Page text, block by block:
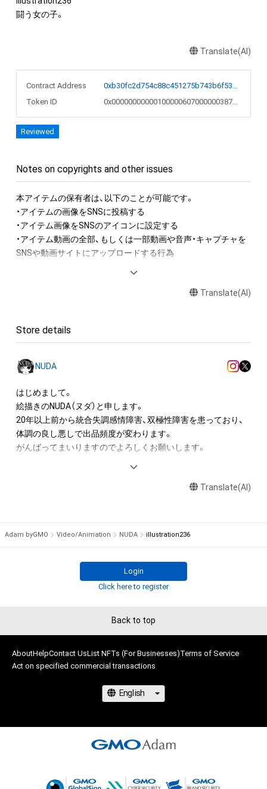
闘う女の子。
Translate(AI)
Contract Address
Token ID
0x0000000000010000060700000038722a
Reviewed
Notes on copyrights and other issues
本アイテムの保有者は、以下のことが可能です。
・アイテムの画像をSNSに投稿する
・アイテム画像をSNSのアイコンに設定する
・アイテム動画の全部、もしくは一部動画や音声・キャプチャを
SNSや動画サイトにアップロードする行為
・アイテムの画像を使用してメッセージカードを制作し友達に
する
よび無料配布をする
・アイテム画像を使用した二次創作物（ご自身で描いたイラスト
など）を作成する
アイテムに関する注意事項
・本アイテムに関する創作物(画像および映像、音楽、商標または
ロゴ等を含みますがこれらに限られません。)にかかる知的財産
産権(それらの権利を取得し、又はそれらの権利につき登録等を
出願する権利を含みます。)を意味します。)は、本アイテムの著
知的財産権を有することを意味しません。
の管理委託を受けている者からの事前の同意なしに、上記の「本
アイテムの保有者が有する権利」の範囲を超えた行為、知的財産
せん。)を行うことはできません。
・本アイテムに関する創作物の利用については、公序良俗や法令
に反する利用またはその恐れのある利用など、作成者が不適切
であると判断した場合、利用をお断りさせていただきます。
このアイテムに関するお問い合わせ先
Translate(AI)
Store details
NUDA
はじめまして。
絵描きのNUDA（ヌダ）と申します。
20年以上前から統合失調感情障害、双極性障害を患っており、
体調の良し悪しで出品頻度が変わります。
がんばってまいりますのでよろしくお願いします。
その他、漫画を制作していた期間もあり、
様々な創作活動を展開し続けております。
どうぞよろしくお願いします。
Translate(AI)
Adam byGMO Video/Animation NUDA illustration236
Login
Click here to register
Back to top
AboutHelpContact UsList NFTs (For Businesses)Terms of Service
Act on specified commercial transactions